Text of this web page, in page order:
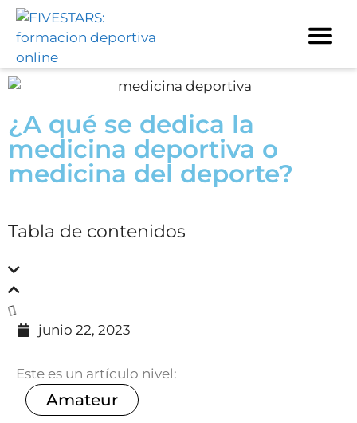
¿A qué se dedica la
medicina deportiva o
medicina del deporte?
Tabla de contenidos
junio 22, 2023
Este es un artículo nivel:
Amateur